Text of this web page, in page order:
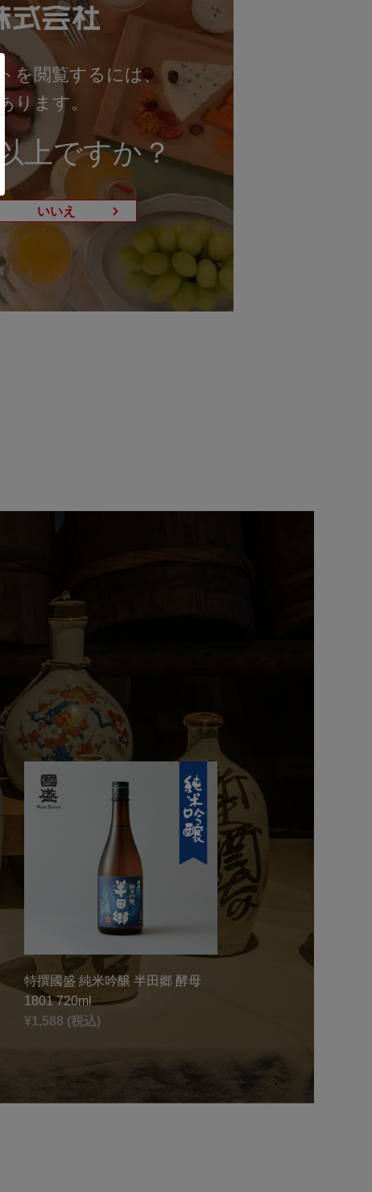
特撰國盛 純米吟醸 半田郷 酵母
1801 720ml
¥1,588 (税込)
を閲覧するには、
ります。
上ですか？
いいえ